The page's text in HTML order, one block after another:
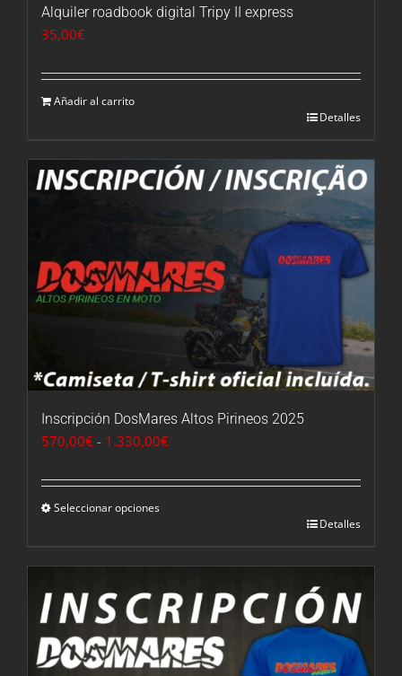
Alquiler roadbook digital Tripy II express
35,00€
Añadir al carrito
Detalles
Inscripción DosMares Altos Pirineos 2025
570,00€ - 1.330,00€
precios:
Seleccionar opciones
Detalles